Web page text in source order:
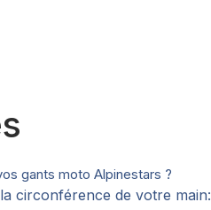
gants moto Alpinestars ?
circonférence de votre main: